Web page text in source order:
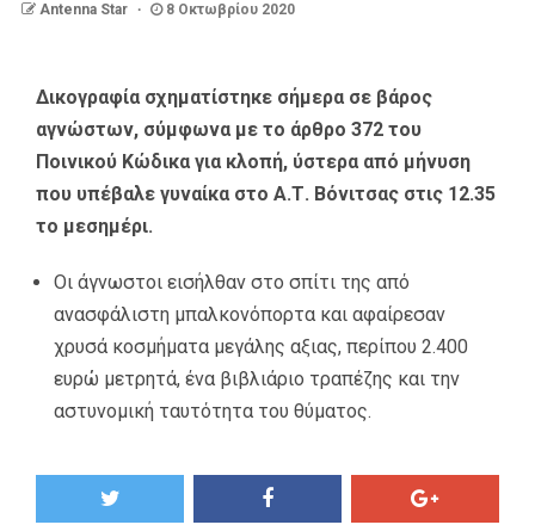
Antenna Star 8 Οκτωβρίου 2020
Δικογραφία σχηματίστηκε σήμερα σε βάρος
αγνώστων, σύμφωνα με το άρθρο 372 του
Ποινικού Κώδικα για κλοπή, ύστερα από μήνυση
που υπέβαλε γυναίκα στο Α.Τ. Βόνιτσας στις 12.35
το μεσημέρι.
Οι άγνωστοι εισήλθαν στο σπίτι της από
ανασφάλιστη μπαλκονόπορτα και αφαίρεσαν
χρυσά κοσμήματα μεγάλης αξιας, περίπου 2.400
ευρώ μετρητά, ένα βιβλιάριο τραπέζης και την
αστυνομική ταυτότητα του θύματος.